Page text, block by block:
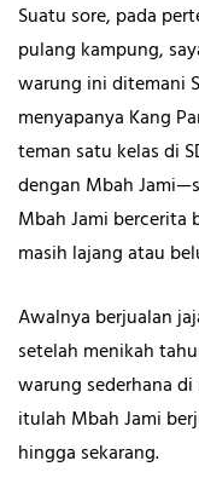
Suatu sore, pada
pulang kampung,
warung ini ditemani
menyapanya Kang
teman satu kelas di
dengan Mbah
Mbah Jami bercerita
masih lajang atau
Awalnya berjualan
setelah menikah
warung sederhana
itulah Mbah Jami
hingga sekarang.